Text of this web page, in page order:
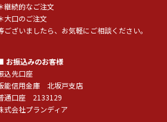
継続的なご注文
大口のご注文
ございましたら、お気軽にご相談ください。
お振込みのお客様
込先口座
能信用金庫 北坂戸支店
通口座 2133129
式会社プランディア